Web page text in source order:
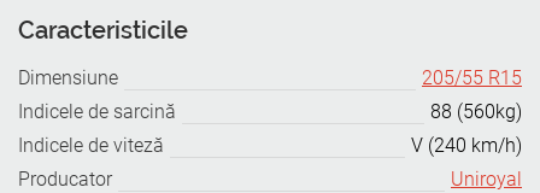
Caracteristicile
Dimensiune
205/55 R15
Indicele de sarcină
88 (560kg)
Indicele de viteză
V (240 km/h)
Producator
Uniroyal